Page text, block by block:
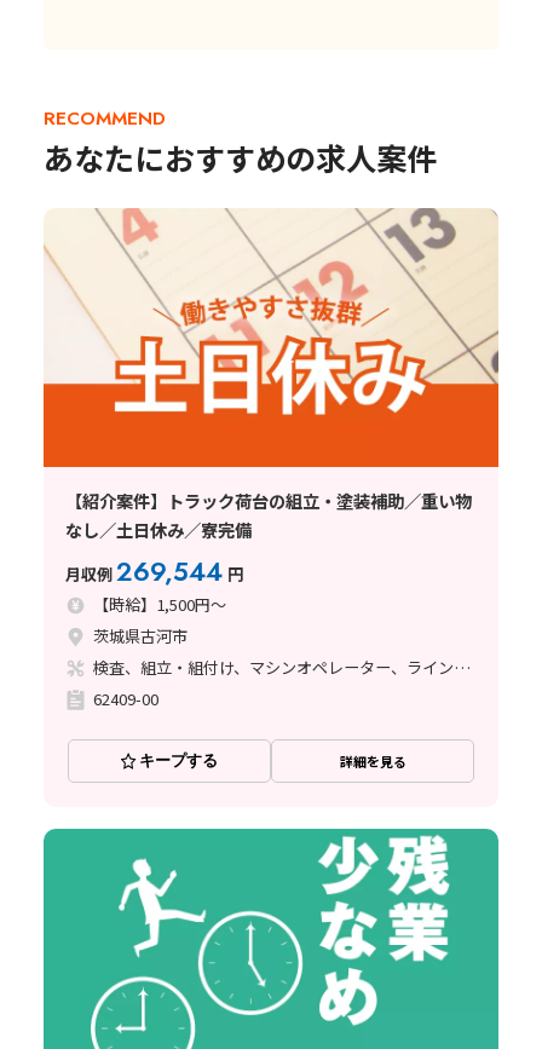
RECOMMEND
あなたにおすすめの求人案件
【紹介案件】トラック荷台の組立・塗装補助／重い物
なし／土日休み／寮完備
月収例269,544 円
【時給】1,500円～
茨城県古河市
検査、組立・組付け、マシンオペレーター、ライン作業、塗装
62409-00
キープする 詳細を見る